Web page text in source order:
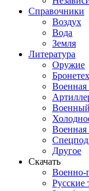
Справочники
Воздух
Вода
Земля
Литература
Оружие
Военная
Военная
Другое
Скачать
Военно-
Русские